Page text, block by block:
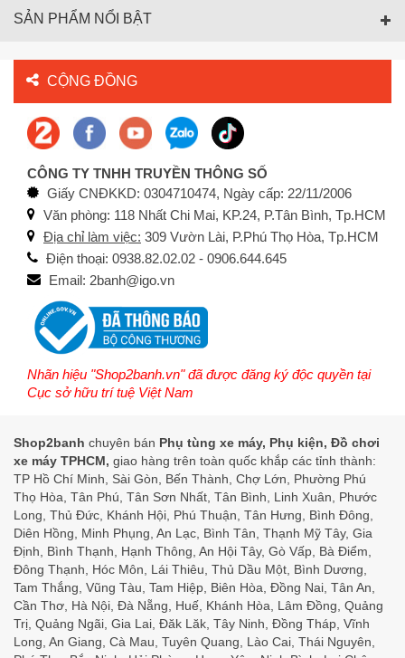
SẢN PHẨM NỔI BẬT
CỘNG ĐỒNG
CÔNG TY TNHH TRUYỀN THÔNG SỐ
Giấy CNĐKKD: 0304710474, Ngày cấp: 22/11/2006
Văn phòng: 118 Nhất Chi Mai, KP.24, P.Tân Bình, Tp.HCM
Địa chỉ làm việc: 309 Vườn Lài, P.Phú Thọ Hòa, Tp.HCM
Điện thoại: 0938.82.02.02 - 0906.644.645
Email: 2banh@igo.vn
Nhãn hiệu "Shop2banh.vn" đã được đăng ký độc quyền tại
Cục sở hữu trí tuệ Việt Nam
Shop2banh chuyên bán Phụ tùng xe máy, Phụ kiện, Đồ chơi
xe máy TPHCM, giao hàng trên toàn quốc khắp các tỉnh thành:
TP Hồ Chí Minh, Sài Gòn, Bến Thành, Chợ Lớn, Phường Phú
Thọ Hòa, Tân Phú, Tân Sơn Nhất, Tân Bình, Linh Xuân, Phước
Long, Thủ Đức, Khánh Hội, Phú Thuận, Tân Hưng, Bình Đông,
Diên Hồng, Minh Phụng, An Lạc, Bình Tân, Thạnh Mỹ Tây, Gia
Định, Bình Thạnh, Hạnh Thông, An Hội Tây, Gò Vấp, Bà Điểm,
Đông Thạnh, Hóc Môn, Lái Thiêu, Thủ Dầu Một, Bình Dương,
Tam Thắng, Vũng Tàu, Tam Hiệp, Biên Hòa, Đồng Nai, Tân An,
Cần Thơ, Hà Nội, Đà Nẵng, Huế, Khánh Hòa, Lâm Đồng, Quảng
Trị, Quảng Ngãi, Gia Lai, Đăk Lăk, Tây Ninh, Đồng Tháp, Vĩnh
Long, An Giang, Cà Mau, Tuyên Quang, Lào Cai, Thái Nguyên,